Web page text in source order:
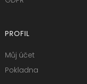
PROFIL
Můj účet
Pokladna